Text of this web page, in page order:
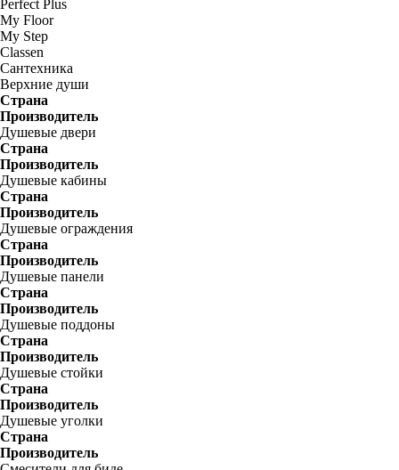
Perfect Plus
My Floor
My Step
Classen
Сантехника
Верхние души
Страна
Производитель
Душевые двери
Страна
Производитель
Душевые кабины
Страна
Производитель
Душевые ограждения
Страна
Производитель
Душевые панели
Страна
Производитель
Душевые поддоны
Страна
Производитель
Душевые стойки
Страна
Производитель
Душевые уголки
Страна
Производитель